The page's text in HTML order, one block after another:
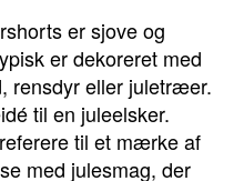
er sjove og
er dekoreret med
rensdyr eller juletræer.
til en juleelsker.
til et mærke af
med julesmag, der